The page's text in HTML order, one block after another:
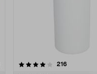
216
4.0 av 5 stjerner